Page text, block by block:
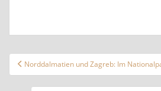
Beitragsnavigation
Norddalmatien und Zagreb: Im